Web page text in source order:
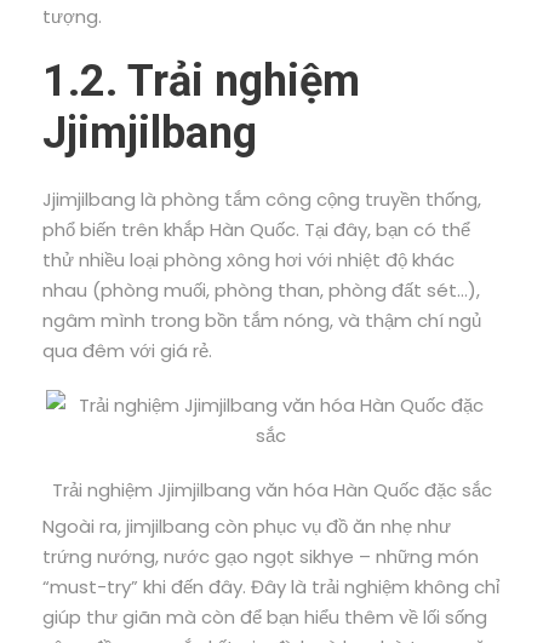
tượng.
1.2. Trải nghiệm
Jjimjilbang
Jjimjilbang là phòng tắm công cộng truyền thống,
phổ biến trên khắp Hàn Quốc. Tại đây, bạn có thể
thử nhiều loại phòng xông hơi với nhiệt độ khác
nhau (phòng muối, phòng than, phòng đất sét…),
ngâm mình trong bồn tắm nóng, và thậm chí ngủ
qua đêm với giá rẻ.
Trải nghiệm Jjimjilbang văn hóa Hàn Quốc đặc sắc
Ngoài ra, jimjilbang còn phục vụ đồ ăn nhẹ như
trứng nướng, nước gạo ngọt sikhye – những món
“must-try” khi đến đây. Đây là trải nghiệm không chỉ
giúp thư giãn mà còn để bạn hiểu thêm về lối sống